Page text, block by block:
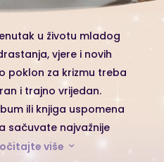
u životu mladog
vjere i novih
poklon za krizmu treba
i trajno vrijedan.
ili knjiga uspomena
sačuvate najvažnije
više 3